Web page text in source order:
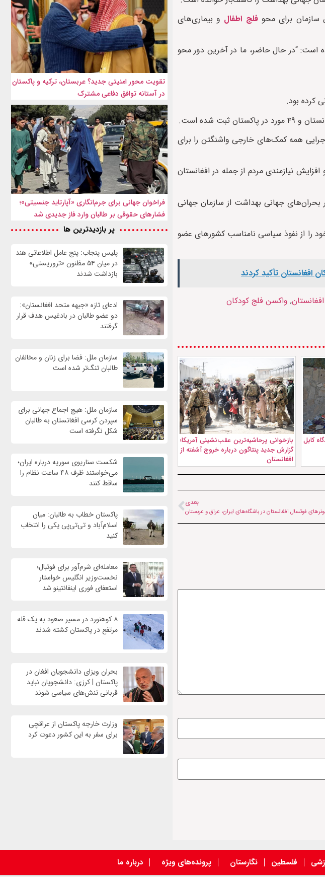
سازمان برای محوفلج اطفال و بیماری‌های
است: “در حال حاضر، ما در آخرین دور محو
کرده بود.
همه کمک‌های خارجی واشنگتن را برای
نیازمندی‌ مردم از جمله در افغانستان
از روز نخست ریاست جمهوری‌اش به بهانه عدم مدیریت همه‌گیری کووید۱۹ و سایر بحران‌های جهانی بهداشت از سازمان جهانی
را از نفوذ سیاسی نامناسب کشورهای عضو
افغانستان تأکید کردند
, واکسن فلج کودکان
کابل
بازخوانی پرحاشیه‌ترین عقب‌نشینی آمریکا؛
گزارش جدید پنتاگون درباره خروج آشفته از
افغانستان
بعدی
فوتسال افغانستان در باشگاه‌های ایران، عراق و عربستان
تقویت محور امنیتی جدید؟ عربستان، ترکیه و پاکستان
در آستانه توافق دفاعی مشترک
فراخوان جهانی برای جرم‌انگاری «آپارتاید جنسیتی»؛
فشارهای حقوقی بر طالبان وارد فاز جدیدی شد
پر بازدیدترین ها
پلیس پنجاب: پنج عامل اطلاعاتی هند
در میان ۵۴ مظنون «تروریستی»
بازداشت شدند
ادعای تازه «جبهه متحد افغانستان»:
دو عضو طالبان در بادغیس هدف قرار
گرفتند
سازمان ملل: فضا برای زنان و مخالفان
طالبان تنگ‌تر شده است
سازمان ملل: هیچ اجماع جهانی برای
سپردن کرسی افغانستان به طالبان
شکل نگرفته است
شکست سناریوی سوریه درباره ایران؛
می‌خواستند ظرف ۴۸ ساعت نظام را
ساقط کنند
پاکستان خطاب به طالبان: میان
اسلام‌آباد و تی‌تی‌پی یکی را انتخاب
کنید
معامله‌ای شرم‌آور برای فوتبال؛
نخست‌وزیر انگلیس خواستار
استعفای فوری اینفانتینو شد
۸ کوهنورد در مسیر صعود به یک قله
مرتفع در پاکستان کشته شدند
بحران ویزای دانشجویان افغان در
پاکستان | کرزی: دانشجویان نباید
قربانی تنش‌های سیاسی شوند
وزارت خارجه پاکستان از عراقچی
برای سفر به این کشور دعوت کرد
فلسطین نگارستان پرونده‌های ویژه درباره ما